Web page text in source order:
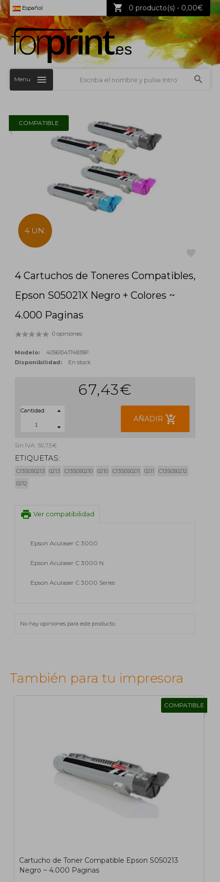
Español 0 producto(s) - 0,00€
Menu
COMPATIBLE
4 UN.
4 Cartuchos de Toneres Compatibles,
Epson S05021X Negro + Colores ~
4.000 Paginas
0 opiniones
Modelo:
4056104174839P
Disponibilidad:
En stock
67,43€
Cantidad:
AÑADIR add_shopping_cart
Sin IVA: 55,73€
ETIQUETAS:
C13S050213 0213 C13S050210 0210 C13S050211 0211
C13S050212
0212
print Ver compatibilidad
Epson Aculaser C 3000
Epson Aculaser C 3000 N
Epson Aculaser C 3000 Series
No hay opiniones para este producto.
También para tu impresora
COMPATIBLE
Cartucho de Toner Compatible Epson S050213
Negro ~ 4.000 Paginas